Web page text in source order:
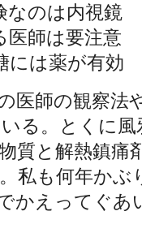
なのは内視鏡
医師は要注意
には薬が有効
医師の観察法
る。とくに
質と解熱鎮痛
私も何年かぶ
かえってぐあ